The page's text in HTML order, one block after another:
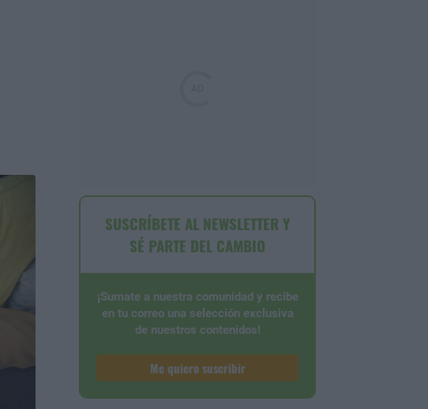
SUSCRÍBETE AL NEWSLETTER Y
SÉ PARTE DEL CAMBIO
¡Sumate a nuestra comunidad y recibe
en tu correo una selección exclusiva
de nuestros contenidos!
Me quiero suscribir